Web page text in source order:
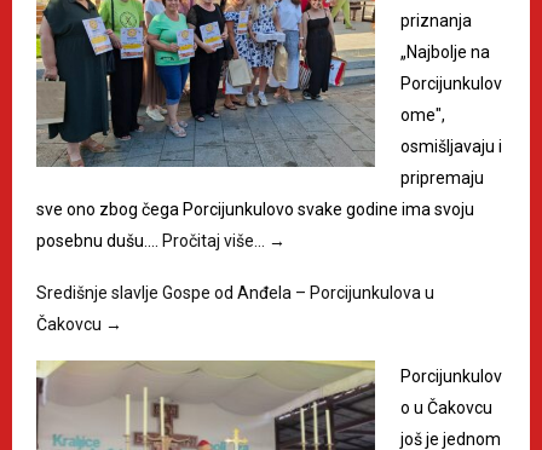
priznanja
„Najbolje na
Porcijunkulov
ome",
osmišljavaju i
pripremaju
sve ono zbog čega Porcijunkulovo svake godine ima svoju
posebnu dušu.… Pročitaj više… →
Središnje slavlje Gospe od Anđela – Porcijunkulova u
Čakovcu →
Porcijunkulov
o u Čakovcu
još je jednom